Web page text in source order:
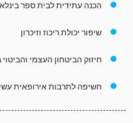
הכנה עתידית לבית ספר
שיפור יכולת ריכוז וזיכרון
חיזוק הביטחון העצמי
חשיפה לתרבות אירופאית